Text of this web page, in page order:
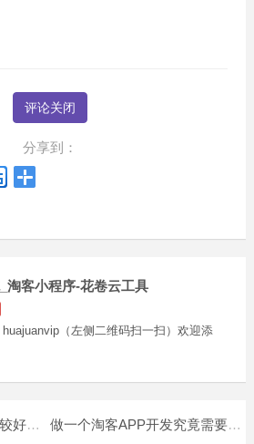
评论关闭
分享到：
淘客小程序-花卷云工具
（左侧二维码扫一扫）欢迎添
？？ 做一个淘客APP开发究竟需要多少钱